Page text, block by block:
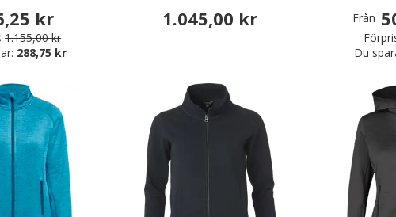
kr
1.155,00 kr
288,75 kr
1.045,00 kr Från
Du